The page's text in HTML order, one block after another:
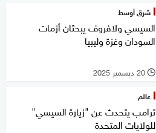
شرق أوسط
السيسي ولافروف يبحثان أزمات
السودان وغزة وليبيا
l 20 ديسمبر 2025
عالم
ترامب يتحدث عن "زيارة السيسي"
للولايات المتحدة